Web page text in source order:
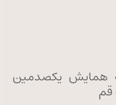
همایش یکصدمین
قم